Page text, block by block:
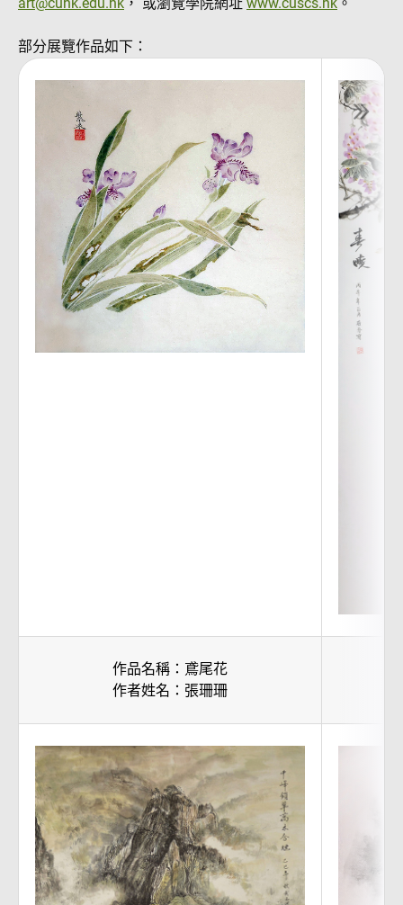
art@cuhk.edu.hk ， 或瀏覽學院網址 www.cuscs.hk 。
部分展覽作品如下：
作品名稱：鳶尾花
作者姓名：張珊珊